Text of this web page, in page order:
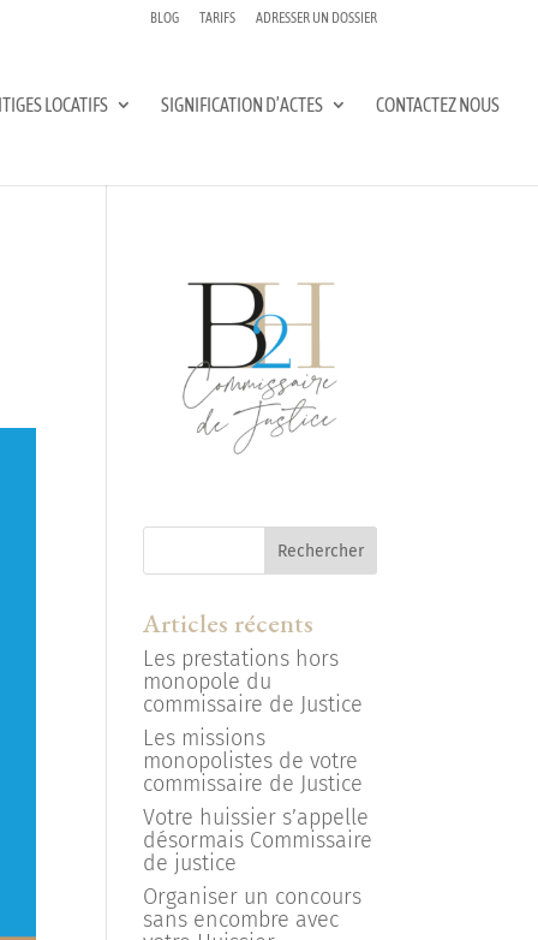
BLOG TARIFS ADRESSER UN DOSSIER
LOCATIFS SIGNIFICATION D’ACTES CONTACTEZ NOUS
Articles récents
Les prestations hors
monopole du
commissaire de Justice
Les missions
monopolistes de votre
commissaire de Justice
Votre huissier s’appelle
désormais Commissaire
de justice
Organiser un concours
sans encombre avec